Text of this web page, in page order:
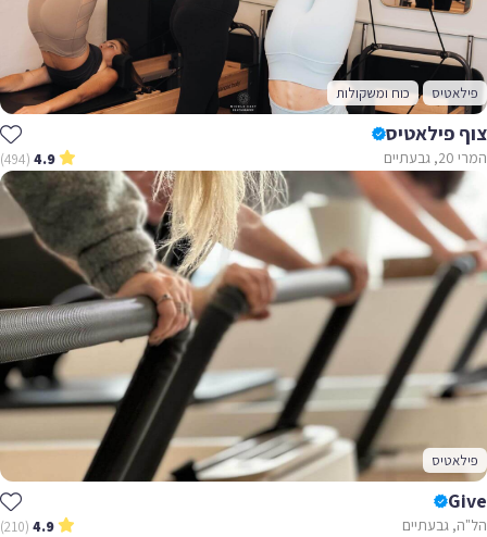
פילאטיס כוח ומשקולות
צוף פילאטיס
המרי 20, גבעתיים 4.9
(494)
פילאטיס
Give
הל"ה, גבעתיים 4.9
(210)